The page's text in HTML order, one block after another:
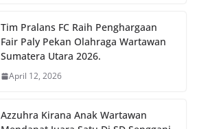
Tim Pralans FC Raih Penghargaan
Fair Paly Pekan Olahraga Wartawan
Sumatera Utara 2026.
April 12, 2026
Azzuhra Kirana Anak Wartawan